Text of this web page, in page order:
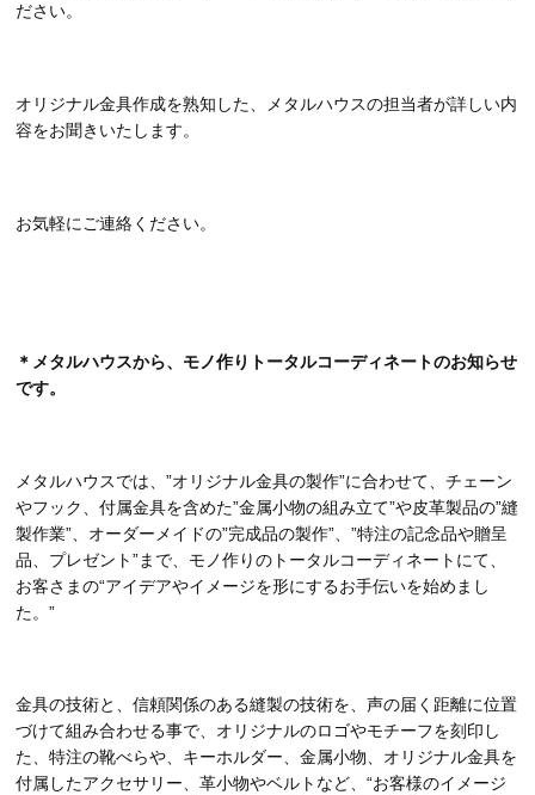
ださい。
オリジナル金具作成を熟知した、メタルハウスの担当者が詳しい内
容をお聞きいたします。
お気軽にご連絡ください。
＊メタルハウスから、モノ作りトータルコーディネートのお知らせ
です。
メタルハウスでは、”オリジナル金具の製作”に合わせて、チェーン
やフック、付属金具を含めた”金属小物の組み立て”や皮革製品の”縫
製作業”、オーダーメイドの”完成品の製作”、”特注の記念品や贈呈
品、プレゼント”まで、モノ作りのトータルコーディネートにて、
お客さまの“アイデアやイメージを形にするお手伝いを始めまし
た。”
金具の技術と、信頼関係のある縫製の技術を、声の届く距離に位置
づけて組み合わせる事で、オリジナルのロゴやモチーフを刻印し
た、特注の靴べらや、キーホルダー、金属小物、オリジナル金具を
付属したアクセサリー、革小物やベルトなど、“お客様のイメージ